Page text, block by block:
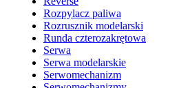
Rozpylacz paliwa
Rozrusznik modelarski
Runda czterozakrętowa
Serwa
Serwa modelarskie
Serwomechanizm